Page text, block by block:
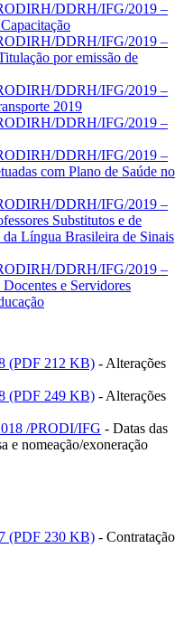
DDRH/IFG/2019 –
DDRH/IFG/2019 –
por emissão de
DDRH/IFG/2019 –
2019
DDRH/IFG/2019 –
DDRH/IFG/2019 –
com Plano de Saúde no
DDRH/IFG/2019 –
Substitutos e de
Língua Brasileira de Sinais
DDRH/IFG/2019 –
e Servidores
(PDF 212 KB) - Alterações
(PDF 249 KB) - Alterações
/PRODI/IFG - Datas das
e nomeação/exoneração
(PDF 230 KB) - Contratação